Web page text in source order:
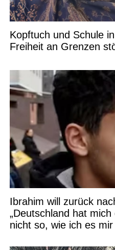
Kopftuch und Schule
Freiheit an Grenzen
Ibrahim will zurück
„Deutschland hat
nicht so, wie ich es